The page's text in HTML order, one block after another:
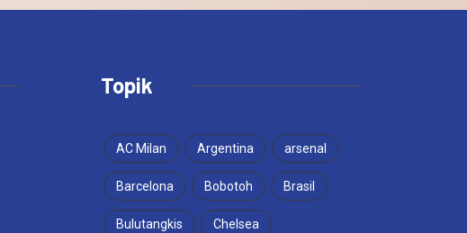
Topik
AC Milan Argentina arsenal
Barcelona Bobotoh Brasil
Bulutangkis Chelsea